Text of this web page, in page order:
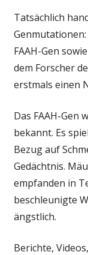
Tatsächlich
FAAH-Gen
dem Forscher
erstmals einen
Das FAAH-Gen
bekannt. Es
Bezug auf
Gedächtnis.
empfanden in
beschleunigte
ängstlich.
Berichte,